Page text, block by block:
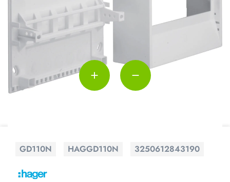
GD110N HAGGD110N 3250612843190
add remove